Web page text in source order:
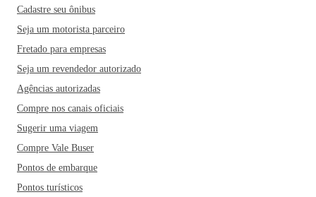
super recomendados.
próximas férias no município mato-grossense, não pode
deixar de inserir no roteiro alguns passeios pelo Museu
Municipal Rosa Bororo, pelo Valentino e pelo Rondon
Plaza Shopping. Dentre os restaurantes mais famosos da
Pantanal Grelhados, o House Burger e o Rodeio
Restaurante!
Cadastre seu ônibus
Seja um motorista parceiro
Fretado para empresas
Seja um revendedor autorizado
Agências autorizadas
Compre nos canais oficiais
Sugerir uma viagem
Compre Vale Buser
Pontos de embarque
Pontos turísticos